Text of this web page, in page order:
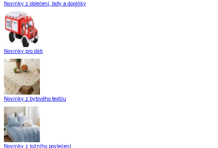
Novinky z oblečení, boty a doplňky
Novinky pro děti
Novinky z bytového textilu
Novinky z ložního povlečení